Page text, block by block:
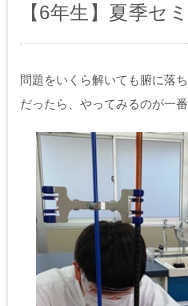
【6年生】夏季セ
問題をいくら解いても腑に落
だったら、やってみるのが一番